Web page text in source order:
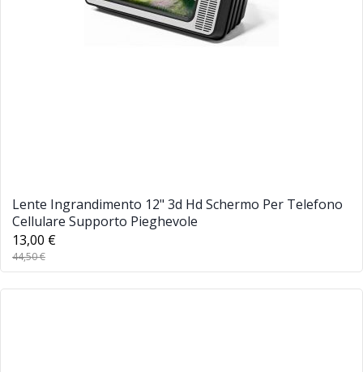
Lente Ingrandimento 12" 3d Hd Schermo Per Telefono
Cellulare Supporto Pieghevole
13,00 €
44,50 €